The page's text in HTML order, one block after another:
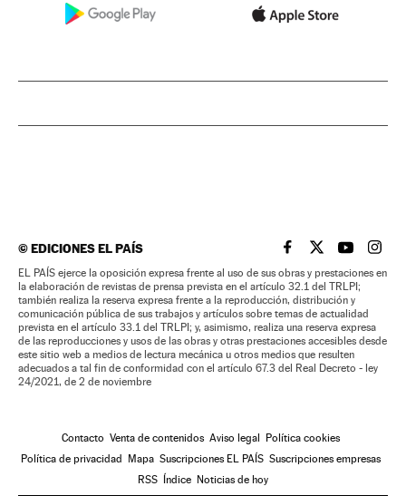
©EDICIONES EL PAÍS EL PAÍS BRASIL EN
EL PAÍSEL PAÍS
EL
EL PAÍS ejerce la oposición expresa frente al uso de sus obras y prestaciones en
la elaboración de revistas de prensa prevista en el artículo 32.1 del TRLPI;
también realiza la reserva expresa frente a la reproducción, distribución y
comunicación pública de sus trabajos y artículos sobre temas de actualidad
prevista en el artículo 33.1 del TRLPI; y, asimismo, realiza una reserva expresa
de las reproducciones y usos de las obras y otras prestaciones accesibles desde
este sitio web a medios de lectura mecánica u otros medios que resulten
adecuados a tal fin de conformidad con el artículo 67.3 del Real Decreto - ley
24/2021, de 2 de noviembre
Contacto Venta de contenidos Aviso legal Política cookies
Política de privacidad Mapa Suscripciones EL PAÍS Suscripciones empresas
RSS Índice Noticias de hoy